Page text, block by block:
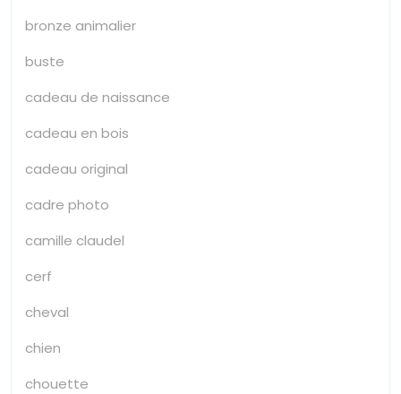
bronze animalier
buste
cadeau de naissance
cadeau en bois
cadeau original
cadre photo
camille claudel
cerf
cheval
chien
chouette